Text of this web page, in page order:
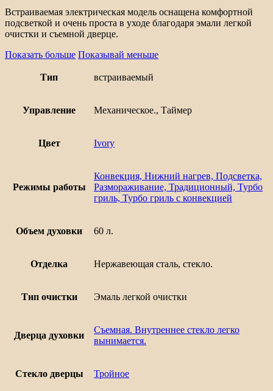
Встраиваемая электрическая модель оснащена комфортной
подсветкой и очень проста в уходе благодаря эмали легкой
очистки и съемной дверце.
Показать больше Показывай меньше
Тип встраиваемый
Управление Механическое., Таймер
Цвет Ivory
Режимы работы
Конвекция, Нижний нагрев, Подсветка,
Размораживание, Традиционный, Турбо
гриль, Турбо гриль с конвекцией
Объем духовки 60 л.
Отделка Нержавеющая сталь, стекло.
Тип очистки Эмаль легкой очистки
Дверца духовки
Съемная. Внутреннее стекло легко
вынимается.
Стекло дверцы Тройное